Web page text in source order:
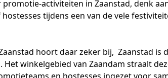
activiteiten in Zaanstad, denk
hostesses tijdens een van de vele
hoort daar zeker bij, Zaanstad
winkelgebied van Zaandam straalt